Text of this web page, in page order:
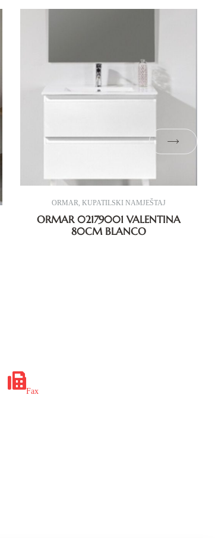
ORMAR, KUPATILSKI NAMJEŠTAJ
ORMAR 02179001 VALENTINA
80CM BLANCO
+387 35 649 703
Fax